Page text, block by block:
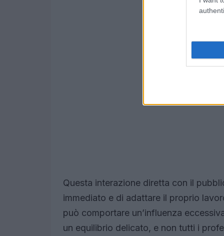
Questa interazione diretta con il
immediato e di adattare il proprio
può comportare un’influenza
un equilibrio delicato, e non tutti i